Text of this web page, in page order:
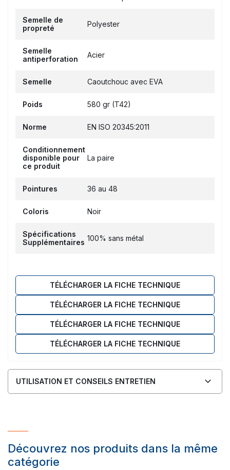
Semelle de
propreté
Polyester
Semelle
antiperforation
Acier
Semelle Caoutchouc avec EVA
Poids 580 gr (T42)
Norme EN ISO 20345:2011
Conditionnement
disponible pour
ce produit
La paire
Pointures 36 au 48
Coloris Noir
Spécifications
Supplémentaires 100% sans métal
TÉLÉCHARGER LA FICHE TECHNIQUE
TÉLÉCHARGER LA FICHE TECHNIQUE
TÉLÉCHARGER LA FICHE TECHNIQUE
TÉLÉCHARGER LA FICHE TECHNIQUE
UTILISATION ET CONSEILS ENTRETIEN
Découvrez nos produits dans la même
catégorie